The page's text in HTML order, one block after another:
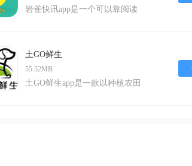
岩雀快讯app是一个可以靠阅读
法。用户可以通过转发阅读平台
发布的文章来获取收益，这些收
益都能直接体现。而且新人注册
土GO鲜生
55.52MB
土GO鲜生app是一款以种植农田